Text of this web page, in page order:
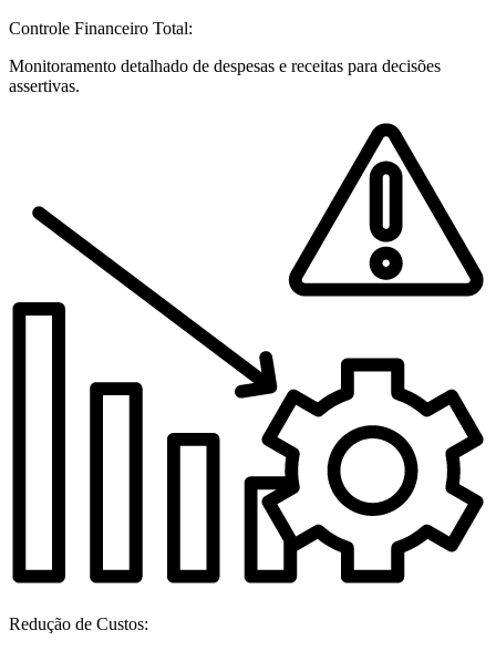
Controle Financeiro Total:
Monitoramento detalhado de despesas e receitas para decisões
assertivas.
Redução de Custos: